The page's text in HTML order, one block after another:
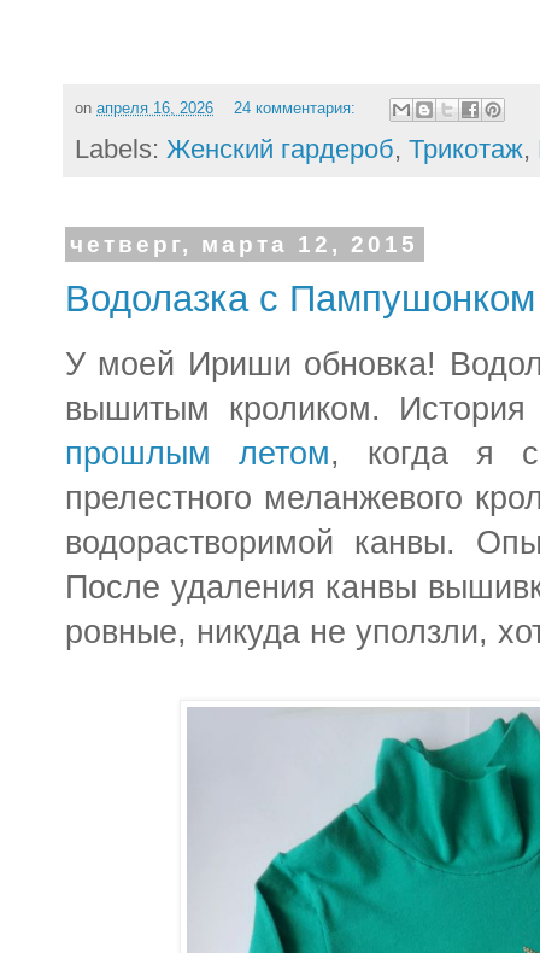
on апреля 16, 2026 24 комментария:
Labels: Женский гардероб, Трикотаж,
четверг, марта 12, 2015
Водолазка с Пампушонком
У моей Ириши обновка!
вышитым кроликом.
прошлым летом, когда я
прелестного меланжевого
водорастворимой канвы.
После удаления канвы
ровные, никуда не уползли,